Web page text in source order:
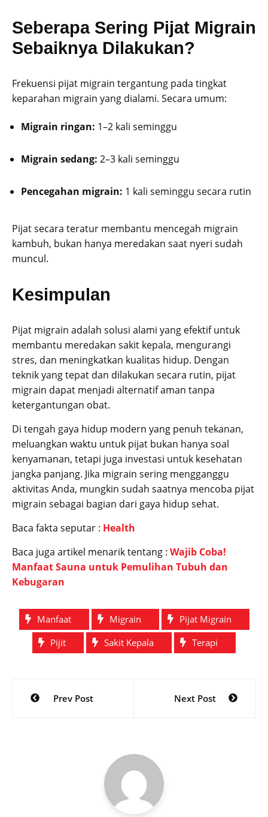
Seberapa Sering Pijat Migrain
Sebaiknya Dilakukan?
Frekuensi pijat migrain tergantung pada tingkat
keparahan migrain yang dialami. Secara umum:
Migrain ringan: 1–2 kali seminggu
Migrain sedang: 2–3 kali seminggu
Pencegahan migrain: 1 kali seminggu secara rutin
Pijat secara teratur membantu mencegah migrain
kambuh, bukan hanya meredakan saat nyeri sudah
muncul.
Kesimpulan
Pijat migrain adalah solusi alami yang efektif untuk
membantu meredakan sakit kepala, mengurangi
stres, dan meningkatkan kualitas hidup. Dengan
teknik yang tepat dan dilakukan secara rutin, pijat
migrain dapat menjadi alternatif aman tanpa
ketergantungan obat.
Di tengah gaya hidup modern yang penuh tekanan,
meluangkan waktu untuk pijat bukan hanya soal
kenyamanan, tetapi juga investasi untuk kesehatan
jangka panjang. Jika migrain sering mengganggu
aktivitas Anda, mungkin sudah saatnya mencoba pijat
migrain sebagai bagian dari gaya hidup sehat.
Baca fakta seputar : Health
Baca juga artikel menarik tentang : Wajib Coba!
Manfaat Sauna untuk Pemulihan Tubuh dan
Kebugaran
Manfaat Migrain
Pijat Migrain
Pijit
Sakit Kepala Terapi
navigation
Prev Post Next Post